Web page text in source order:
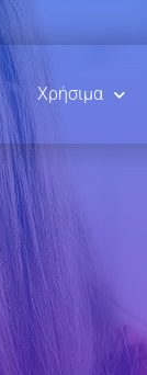
Χρήσιμα